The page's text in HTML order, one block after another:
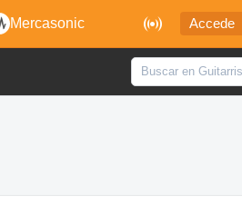
 Accede
Mercasonic